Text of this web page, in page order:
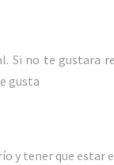
Si no te gustara
gusta
y tener que estar